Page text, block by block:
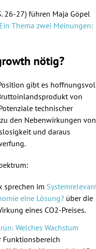
26-27) führen Maja Göpel
Ein Thema zwei Meinungen:
nötig?
gibt es
von
technischer
den Nebenwirkungen von
und daraus
sprechen im
eine Lösung? über die
eines CO2-Preises.
Welches Wachstum
Funktionsbereich